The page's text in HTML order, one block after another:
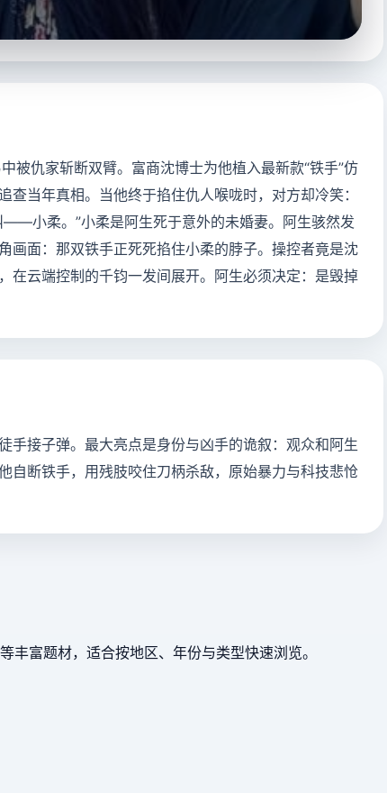
被仇家斩断双臂。富商沈博士为他植入最新款“铁手”仿
当年真相。当他终于掐住仇人喉咙时，对方却冷笑：
小柔。”小柔是阿生死于意外的未婚妻。阿生骇然发
画面：那双铁手正死死掐住小柔的脖子。操控者竟是沈
在云端控制的千钧一发间展开。阿生必须决定：是毁掉
接子弹。最大亮点是身份与凶手的诡叙：观众和阿生
自断铁手，用残肢咬住刀柄杀敌，原始暴力与科技悲怆
富题材，适合按地区、年份与类型快速浏览。